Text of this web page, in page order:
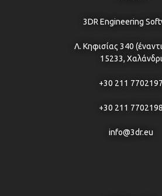
3DR Engineering
Λ. Κηφισίας 340
15233, Χαλάνδρι
+30 211 7702197
+30 211 7702198
info@3dr.eu